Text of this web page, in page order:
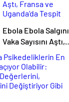
Ebola Ebola Salgını
Vaka Sayısını Aştı,
Fransa ve
Uganda’da Tespit
Edildi